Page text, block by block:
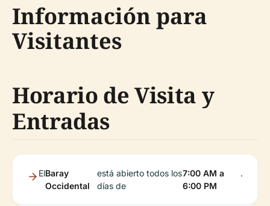
Información para
Visitantes
Horario de Visita y
Entradas
ElBaray
Occidental
está abierto todos los
días de
7:00 AM a
6:00 PM
.